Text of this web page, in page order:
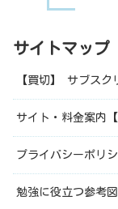
サイトマップ
【買切】 サブスク
サイト・料金案内【
プライバシーポリ
勉強に役立つ参考